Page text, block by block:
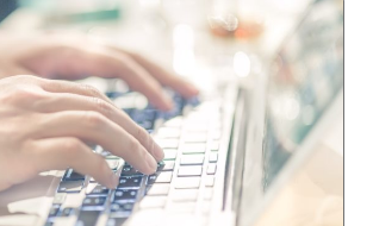
研究はインタツアー